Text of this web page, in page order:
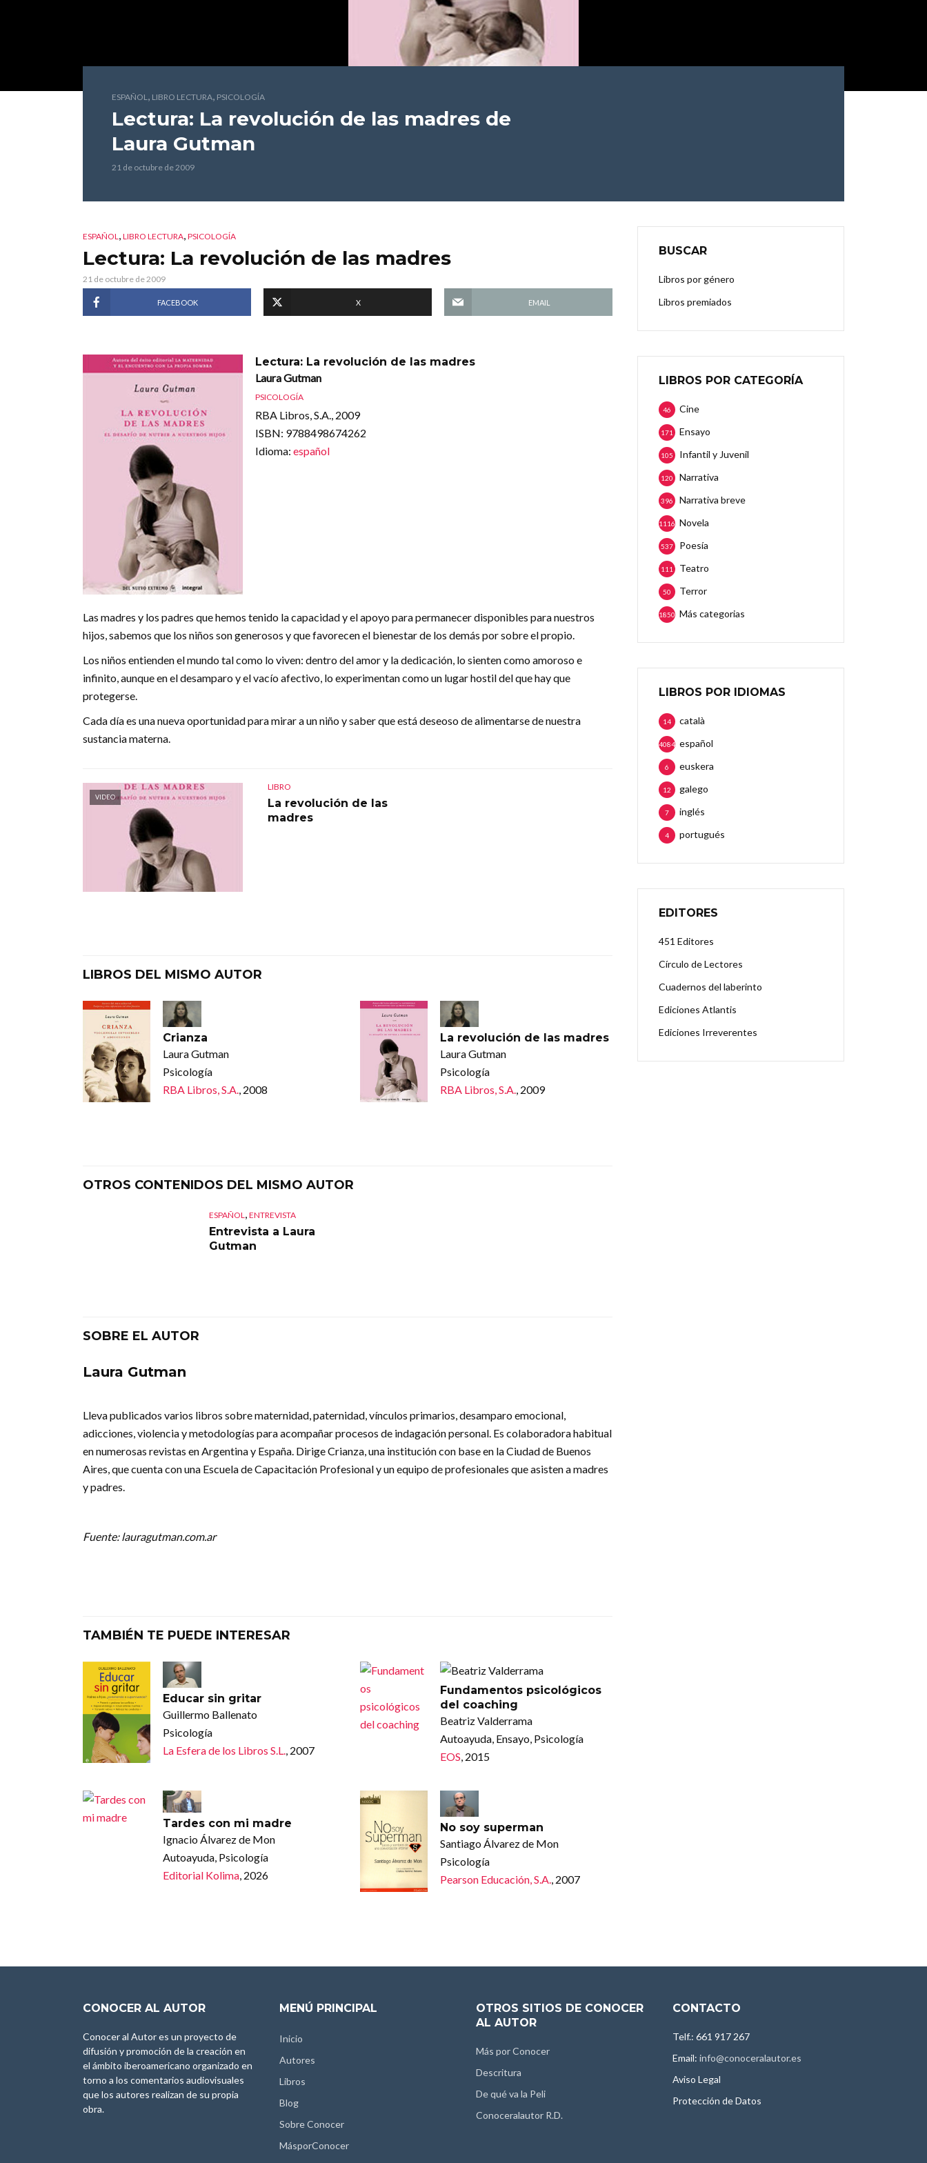
ESPAÑOL, LIBRO LECTURA, PSICOLOGÍA
Lectura: La revolución de las madres de
Laura Gutman
21 de octubre de 2009
ESPAÑOL, LIBRO LECTURA, PSICOLOGÍA
Lectura: La revolución de las madres
21 de octubre de 2009
FACEBOOK X EMAIL
Lectura: La revolución de las madres
Laura Gutman
PSICOLOGÍA
RBA Libros, S.A., 2009
ISBN: 9788498674262
Idioma: español
Las madres y los padres que hemos tenido la capacidad y el apoyo para permanecer disponibles para nuestros
hijos, sabemos que los niños son generosos y que favorecen el bienestar de los demás por sobre el propio.
Los niños entienden el mundo tal como lo viven: dentro del amor y la dedicación, lo sienten como amoroso e
infinito, aunque en el desamparo y el vacío afectivo, lo experimentan como un lugar hostil del que hay que
protegerse.
Cada día es una nueva oportunidad para mirar a un niño y saber que está deseoso de alimentarse de nuestra
sustancia materna.
VIDEO
LIBRO
La revolución de las
madres
LIBROS DEL MISMO AUTOR
Crianza
Laura Gutman
Psicología
RBA Libros, S.A., 2008
La revolución de las madres
Laura Gutman
Psicología
RBA Libros, S.A., 2009
OTROS CONTENIDOS DEL MISMO AUTOR
ESPAÑOL, ENTREVISTA
Entrevista a Laura
Gutman
SOBRE EL AUTOR
Laura Gutman
Lleva publicados varios libros sobre maternidad, paternidad, vínculos primarios, desamparo emocional,
adicciones, violencia y metodologías para acompañar procesos de indagación personal. Es colaboradora habitual
en numerosas revistas en Argentina y España. Dirige Crianza, una institución con base en la Ciudad de Buenos
Aires, que cuenta con una Escuela de Capacitación Profesional y un equipo de profesionales que asisten a madres
y padres.
Fuente: lauragutman.com.ar
TAMBIÉN TE PUEDE INTERESAR
Educar sin gritar
Guillermo Ballenato
Psicología
La Esfera de los Libros S.L.
, 2007
Fundamentos psicológicos
del coaching
Beatriz Valderrama
Autoayuda, Ensayo, Psicología
EOS, 2015
Tardes con mi madre
Ignacio Álvarez de Mon
Autoayuda, Psicología
Editorial Kolima, 2026
No soy superman
Santiago Álvarez de Mon
Psicología
Pearson Educación, S.A. , 2007
BUSCAR
Libros por género
Libros premiados
LIBROS POR CATEGORÍA
Cine
46
Ensayo
171
Infantil y Juvenil
105
Narrativa
120
Narrativa breve
396
Novela
1116
Poesía
537
Teatro
111
Terror
50
Más categorias
1850
LIBROS POR IDIOMAS
català
14
español
4084
euskera
6
galego
12
inglés
7
portugués
4
EDITORES
451 Editores
Círculo de Lectores
Cuadernos del laberinto
Ediciones Atlantis
Ediciones Irreverentes
CONOCER AL AUTOR
Conocer al Autor es un proyecto de
difusión y promoción de la creación en
el ámbito iberoamericano organizado en
torno a los comentarios audiovisuales
que los autores realizan de su propia
obra.
MENÚ PRINCIPAL
Inicio
Autores
Libros
Blog
Sobre Conocer
MásporConocer
OTROS SITIOS DE CONOCER
AL AUTOR
Más por Conocer
Descritura
De qué va la Peli
Conoceralautor R.D.
CONTACTO
Telf.: 661 917 267
Email: info@conoceralautor.es
Aviso Legal
Protección de Datos